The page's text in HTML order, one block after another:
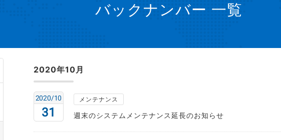
バックナンバー 一覧
2020年10月
31
2020/10 メンテナンス
週末のシステムメンテナンス延長のお知らせ